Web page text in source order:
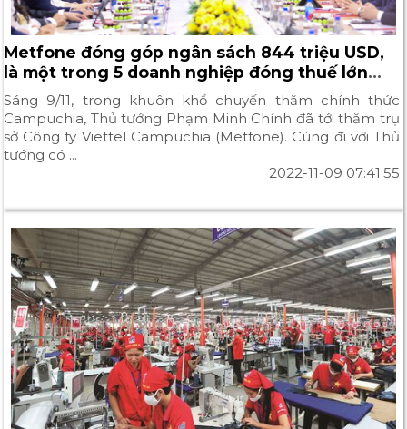
Metfone đóng góp ngân sách 844 triệu USD,
là một trong 5 doanh nghiệp đóng thuế lớn
nhất Campuchia.
Sáng 9/11, trong khuôn khổ chuyến thăm chính thức
Campuchia, Thủ tướng Phạm Minh Chính đã tới thăm trụ
sở Công ty Viettel Campuchia (Metfone). Cùng đi với Thủ
tướng có ...
2022-11-09 07:41:55